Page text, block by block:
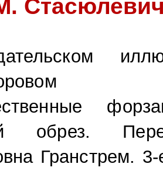
обрез.
Гранстрем.